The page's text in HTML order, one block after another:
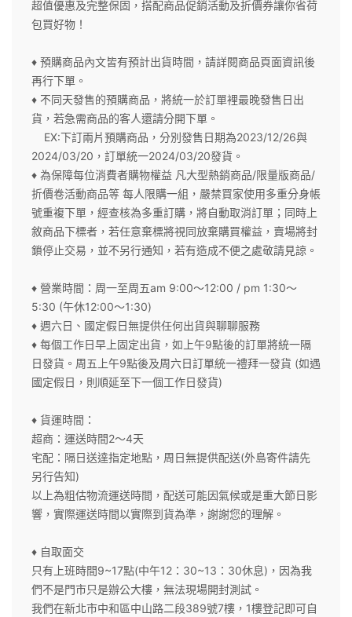
超值優惠及完整保固，搭配商品促銷活動及折價券讓你省荷
包買好物！
♦ 預購商品內文皆有預計出貨時間，請詳閱商品頁面資訊後
再行下單。
♦ 不同天發售的預購商品，將統一於訂單裡最晚發售日出
貨，若急需商品的客人還請分開下單。
EX:下訂兩片預購商品，分別發售日期為2023/12/26與
2024/03/20，訂單統一2024/03/20發貨。
♦ 為保障每位消費者購物權益 凡大型熱銷商品/限量版商品/
折價卷活動商品等 每人限購一組，嚴禁買家使用多重分身帳
號重複下單，經查核為多重訂購，將自動取消訂單；同時上
敘商品下標者，若任意棄標將視同放棄購買權益，賣場將封
鎖停止交易，並不另行通知，若有造成不便之處敬請見諒。
♦ 營業時間：周一至周五am 9:00～12:00 / pm 1:30～
5:30 (午休12:00～1:30)
♦ 週六日、國定假日無提供任何出貨與聊聊服務
♦ 每個工作日早上固定出貨，如上午9點後的訂單將統一隔
日發貨。周五上午9點後及周六日訂單統一禮拜一發貨 (如遇
國定假日，則順延至下一個工作日發貨)
♦ 貨運時間：
超商：運送時間2～4天
宅配：隔日送達指定地點，周日無提供配送(外島寄件請先
另行告知)
以上為粗估物流運送時間，配送可能因氣候或是重大節日影
響，實際運送時間以實際到貨為準，謝謝您的理解。
♦ 自取面交
只有上班時間9~17點(中午12：30~13：30休息)，因為我
們不是門市只是辦公大樓，無法現場開封測試。
我們在新北市中和區中山路二段389號7樓，1樓登記即可自